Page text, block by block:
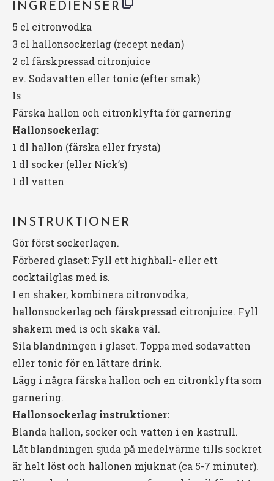
INGREDIENSER
5 cl citronvodka
3 cl hallonsockerlag (recept nedan)
2 cl färskpressad citronjuice
ev. Sodavatten eller tonic (efter smak)
Is
Färska hallon och citronklyfta för garnering
Hallonsockerlag:
1 dl hallon (färska eller frysta)
1 dl socker (eller Nick’s)
1 dl vatten
INSTRUKTIONER
Gör först sockerlagen.
Förbered glaset: Fyll ett highball- eller ett
cocktailglas med is.
I en shaker, kombinera citronvodka,
hallonsockerlag och färskpressad citronjuice. Fyll
shakern med is och skaka väl.
Sila blandningen i glaset. Toppa med sodavatten
eller tonic för en lättare drink.
Lägg i några färska hallon och en citronklyfta som
garnering.
Hallonsockerlag instruktioner:
Blanda hallon, socker och vatten i en kastrull.
Låt blandningen sjuda på medelvärme tills sockret
är helt löst och hallonen mjuknat (ca 5-7 minuter).